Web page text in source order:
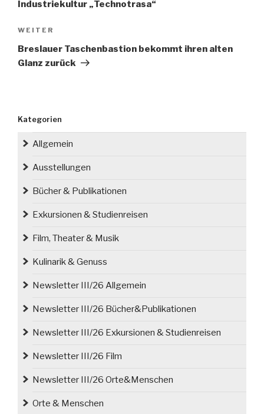
Industriekultur „Technotrasa“
Nächster
Beitrag
WEITER
Breslauer Taschenbastion bekommt ihren alten
Glanz zurück
Kategorien
Allgemein
Ausstellungen
Bücher & Publikationen
Exkursionen & Studienreisen
Film, Theater & Musik
Kulinarik & Genuss
Newsletter III/26 Allgemein
Newsletter III/26 Bücher&Publikationen
Newsletter III/26 Exkursionen & Studienreisen
Newsletter III/26 Film
Newsletter III/26 Orte&Menschen
Orte & Menschen